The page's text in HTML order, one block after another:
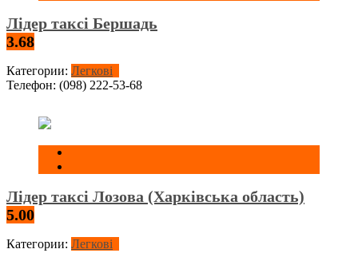
Лідер таксі Бершадь
3.68
Категории: Легкові
Телефон: (098) 222-53-68
Лідер таксі Лозова (Харківська область)
5.00
Категории: Легкові